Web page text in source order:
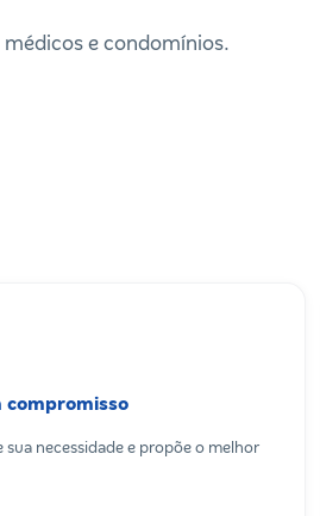
e condomínios.
compromisso
necessidade e propõe o melhor